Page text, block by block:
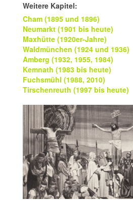
Weitere Kapitel:
Cham (1895 und 1896)
Neumarkt (1901 bis heute)
Maxhütte (1920er-Jahre)
Waldmünchen (1924 und 1936)
Amberg (1932, 1955, 1984)
Kemnath (1983 bis heute)
Fuchsmühl (1988, 2010)
Tirschenreuth (1997 bis heute)